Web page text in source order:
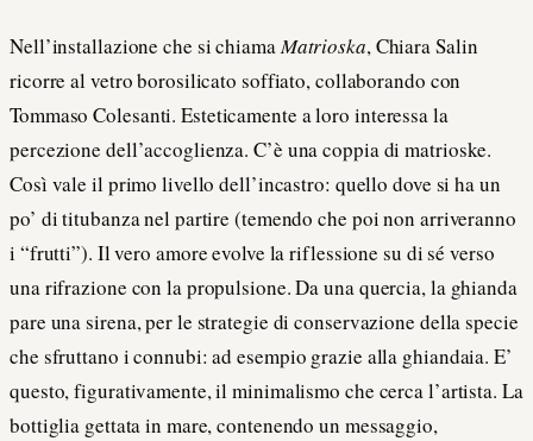
Nell’installazione che si chiamaMatrioska, Chiara Salin
ricorre al vetro borosilicato soffiato, collaborando con
Tommaso Colesanti. Esteticamente a loro interessa la
percezione dell’accoglienza. C’è una coppia di matrioske.
Così vale il primo livello dell’incastro: quello dove si ha un
po’ di titubanza nel partire (temendo che poi non arriveranno
i “frutti”). Il vero amore evolve la riflessione su di sé verso
una rifrazione con la propulsione. Da una quercia, la ghianda
pare una sirena, per le strategie di conservazione della specie
che sfruttano i connubi: ad esempio grazie alla ghiandaia. E’
questo, figurativamente, il minimalismo che cerca l’artista. La
bottiglia gettata in mare, contenendo un messaggio,